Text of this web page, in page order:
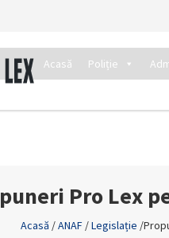
Acasă Poliție
Pro Lex
Acasă /ANAF/Legislație /